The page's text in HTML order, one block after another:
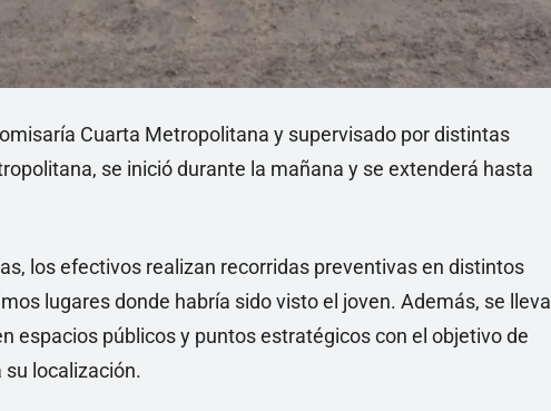
Cuarta Metropolitana y supervisado por distintas
se inició durante la mañana y se extenderá hasta
los efectivos realizan recorridas preventivas en distintos
lugares donde habría sido visto el joven. Además, se lleva
espacios públicos y puntos estratégicos con el objetivo de
localización.